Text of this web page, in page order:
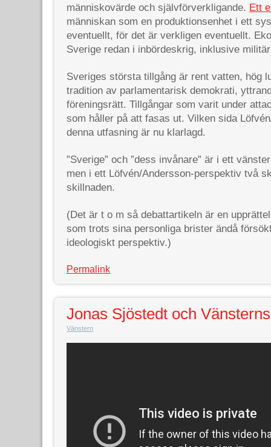
människovärde och självförverkligande. Ett
människan som en produktionsenhet i ett
eventuellt, för det är verkligen eventuellt.
Sverige redan i inbördeskrig, inklusive
Sveriges största tillgång är rent vatten, hög
tradition av parlamentarisk demokrati,
föreningsrätt. Tillgångar som varit under
som håller på att fasas ut. Vilken sida
denna utfasning är nu klarlagd.
”Sverige” och ”dess invånare” är i ett
men i ett Löfvén/Andersson-perspektiv två
skillnaden.
(Det är t o m så debattartikeln är en
som trots sina personliga brister ändå
ideologiskt perspektiv.)
Permalink
Jonas Sjöstedt och
Vänstern